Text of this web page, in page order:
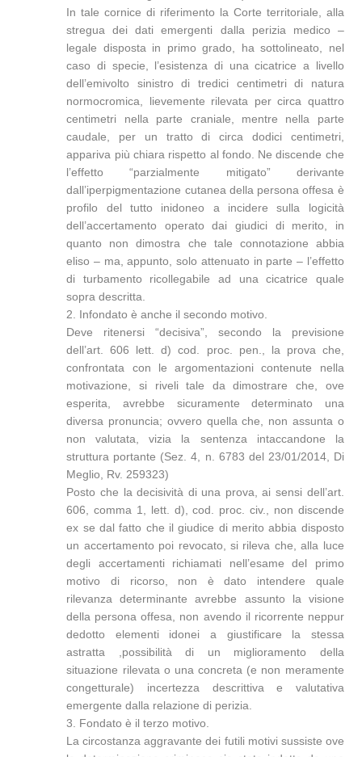
In tale cornice di riferimento la Corte territoriale, alla
stregua dei dati emergenti dalla perizia medico –
legale disposta in primo grado, ha sottolineato, nel
caso di specie, l’esistenza di una cicatrice a livello
dell’emivolto sinistro di tredici centimetri di natura
normocromica, lievemente rilevata per circa quattro
centimetri nella parte craniale, mentre nella parte
caudale, per un tratto di circa dodici centimetri,
appariva più chiara rispetto al fondo. Ne discende che
l’effetto “parzialmente mitigato” derivante
dall’iperpigmentazione cutanea della persona offesa è
profilo del tutto inidoneo a incidere sulla logicità
dell’accertamento operato dai giudici di merito, in
quanto non dimostra che tale connotazione abbia
eliso – ma, appunto, solo attenuato in parte – l’effetto
di turbamento ricollegabile ad una cicatrice quale
sopra descritta.
2. Infondato è anche il secondo motivo.
Deve ritenersi “decisiva”, secondo la previsione
dell’art. 606 lett. d) cod. proc. pen., la prova che,
confrontata con le argomentazioni contenute nella
motivazione, si riveli tale da dimostrare che, ove
esperita, avrebbe sicuramente determinato una
diversa pronuncia; ovvero quella che, non assunta o
non valutata, vizia la sentenza intaccandone la
struttura portante (Sez. 4, n. 6783 del 23/01/2014, Di
Meglio, Rv. 259323)
Posto che la decisività di una prova, ai sensi dell’art.
606, comma 1, lett. d), cod. proc. civ., non discende
ex se dal fatto che il giudice di merito abbia disposto
un accertamento poi revocato, si rileva che, alla luce
degli accertamenti richiamati nell’esame del primo
motivo di ricorso, non è dato intendere quale
rilevanza determinante avrebbe assunto la visione
della persona offesa, non avendo il ricorrente neppur
dedotto elementi idonei a giustificare la stessa
astratta ,possibilità di un miglioramento della
situazione rilevata o una concreta (e non meramente
congetturale) incertezza descrittiva e valutativa
emergente dalla relazione di perizia.
3. Fondato è il terzo motivo.
La circostanza aggravante dei futili motivi sussiste ove